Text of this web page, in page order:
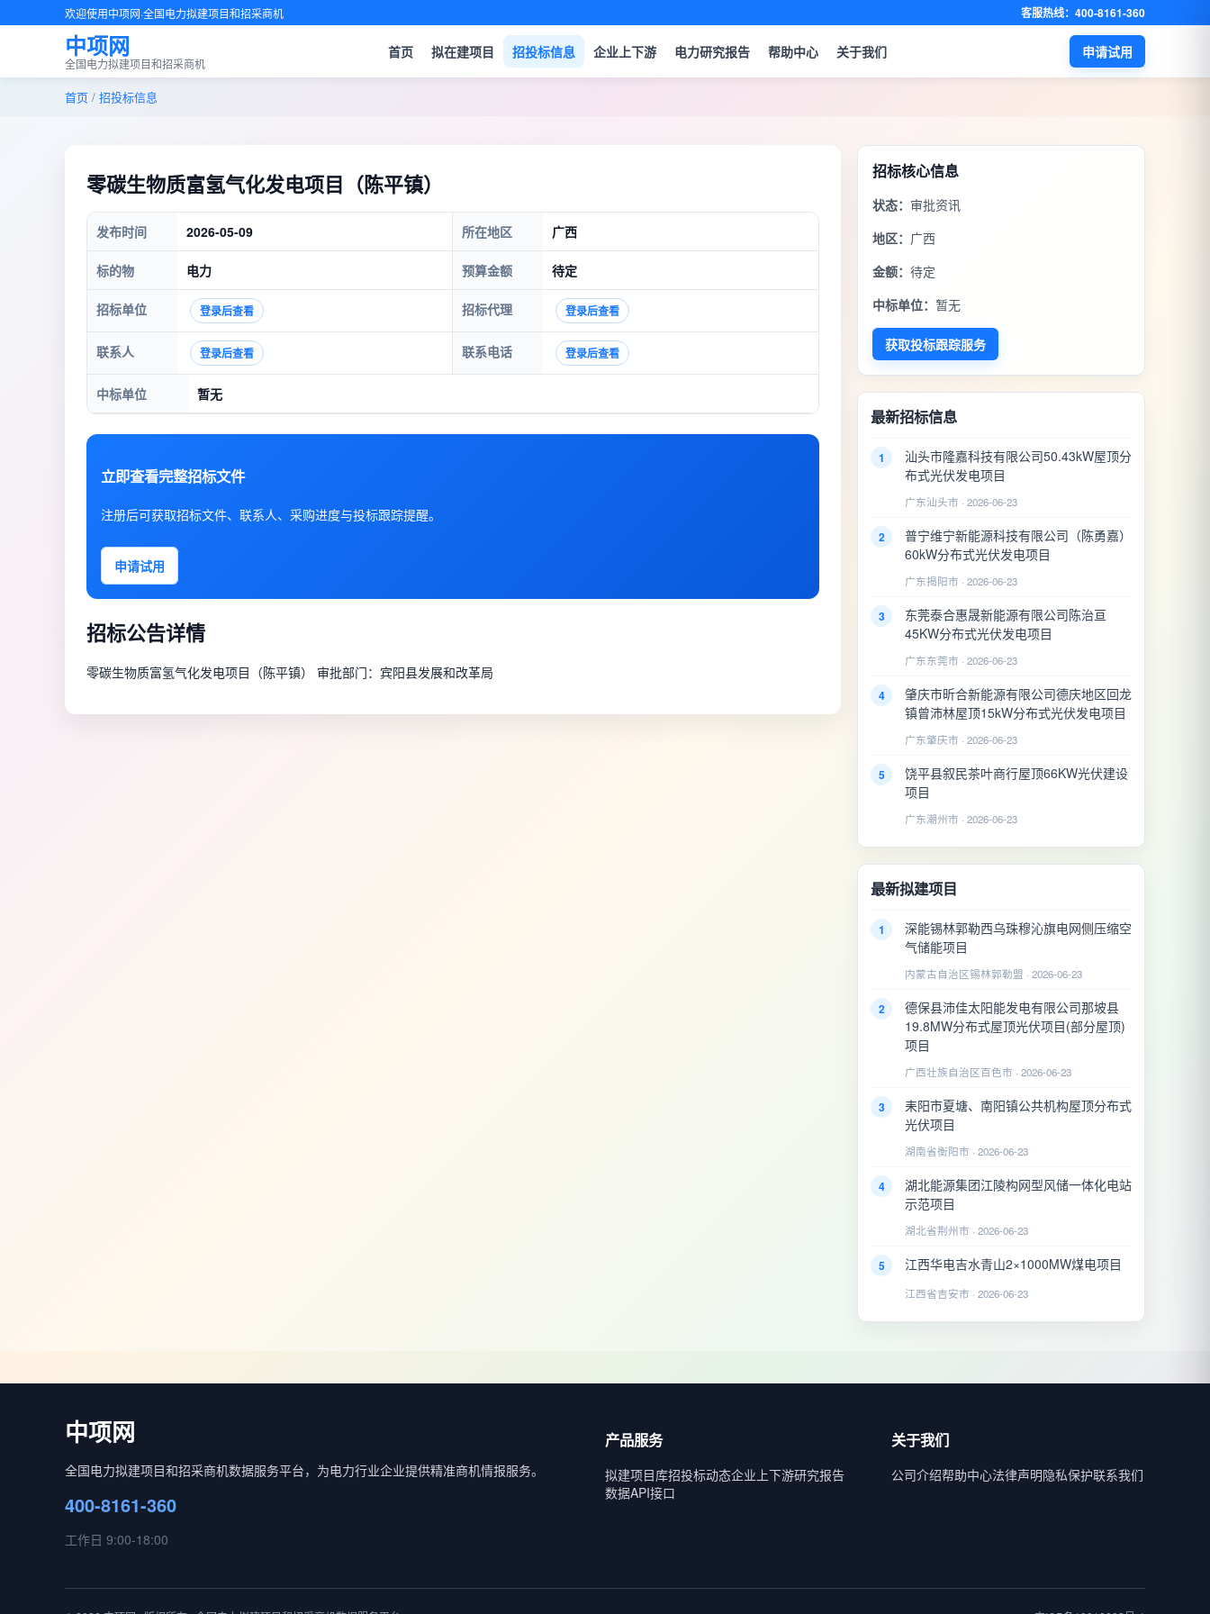
欢迎使用中项网·全国电力拟建项目和招采商机 客服热线：400-8161-360
中项网
全国电力拟建项目和招采商机
首页 拟在建项目 招投标信息 企业上下游 电力研究报告 帮助中心 关于我们 申请试用
首页 / 招投标信息
零碳生物质富氢气化发电项目（陈平镇）
发布时间 2026-05-09 所在地区 广西
标的物 电力 预算金额 待定
招标单位 登录后查看 招标代理 登录后查看
联系人 登录后查看 联系电话 登录后查看
中标单位 暂无
立即查看完整招标文件
注册后可获取招标文件、联系人、采购进度与投标跟踪提醒。
申请试用
招标公告详情
零碳生物质富氢气化发电项目（陈平镇） 审批部门：宾阳县发展和改革局
招标核心信息
状态： 审批资讯
地区： 广西
金额： 待定
中标单位： 暂无
获取投标跟踪服务
最新招标信息
1
汕头市隆嘉科技有限公司50.43kW屋顶分
布式光伏发电项目
广东汕头市 · 2026-06-23
2
普宁维宁新能源科技有限公司（陈勇嘉）
60kW分布式光伏发电项目
广东揭阳市 · 2026-06-23
3
东莞泰合惠晟新能源有限公司陈治亘
45KW分布式光伏发电项目
广东东莞市 · 2026-06-23
4
肇庆市昕合新能源有限公司德庆地区回龙
镇曾沛林屋顶15kW分布式光伏发电项目
广东肇庆市 · 2026-06-23
5
饶平县叙民茶叶商行屋顶66KW光伏建设
项目
广东潮州市 · 2026-06-23
最新拟建项目
1
深能锡林郭勒西乌珠穆沁旗电网侧压缩空
气储能项目
内蒙古自治区锡林郭勒盟 · 2026-06-23
2
德保县沛佳太阳能发电有限公司那坡县
19.8MW分布式屋顶光伏项目(部分屋顶)
项目
广西壮族自治区百色市 · 2026-06-23
3
耒阳市夏塘、南阳镇公共机构屋顶分布式
光伏项目
湖南省衡阳市 · 2026-06-23
4
湖北能源集团江陵构网型风储一体化电站
示范项目
湖北省荆州市 · 2026-06-23
5 江西华电吉水青山2×1000MW煤电项目
江西省吉安市 · 2026-06-23
中项网
全国电力拟建项目和招采商机数据服务平台，为电力行业企业提供精准商机情报服务。
400-8161-360
工作日 9:00-18:00
产品服务
拟建项目库招投标动态企业上下游研究报告
数据API接口
关于我们
公司介绍帮助中心法律声明隐私保护联系我们